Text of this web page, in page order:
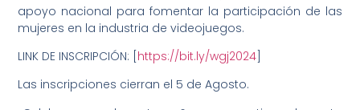
apoyo nacional para fomentar la participación de las
mujeres en la industria de videojuegos.
LINK DE INSCRIPCIÓN: [ https://bit.ly/wgj2024
Las inscripciones cierran el 5 de Agosto.